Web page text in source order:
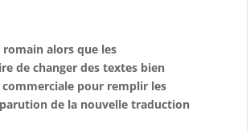
alors que les
de changer des textes bien
commerciale pour remplir les
parution de la nouvelle traduction